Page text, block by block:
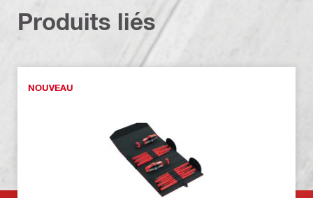
Produits liés
NOUVEAU